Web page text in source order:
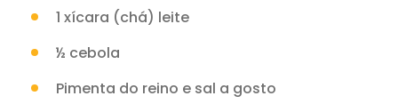
1 xícara (chá) leite
½ cebola
Pimenta do reino e sal a gosto